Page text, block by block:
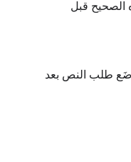
الصحيح قبل
طلب النص بعد